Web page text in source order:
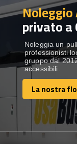
NOLEGGIO
DESTINAZIONI
FLOTTA
METTITI IN
METTITI IN
Noleggio
privato a
Noleggia un
professionisti
gruppo dal
accessibili.
La nostra
La nostra